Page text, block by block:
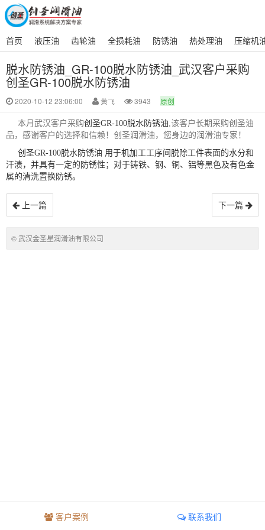
首页 液压油 齿轮油 全损耗油 防锈油 热处理油 压缩机
脱水防锈油_GR-100脱水防锈油_武汉客户采购
创圣GR-100脱水防锈油
2020-10-12 23:06:00 黄飞 3943 原创
本月武汉客户采购创圣GR-100脱水防锈油,该客户长期采购创圣油
品，感谢客户的选择和信赖！创圣润滑油，您身边的润滑油专家！
创圣GR-100脱水防锈油 用于机加工工序间脱除工件表面的水分和
汗渍，并具有一定的防锈性；对于铸铁、钢、铜、铝等黑色及有色金
属的清洗置换防锈。
上一篇 下一篇
© 武汉金圣星润滑油有限公司
客户案例 联系我们